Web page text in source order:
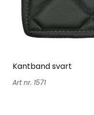
Kantband svart
1571